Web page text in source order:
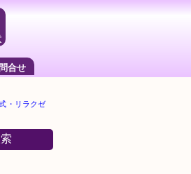
合せ
・リラクゼ